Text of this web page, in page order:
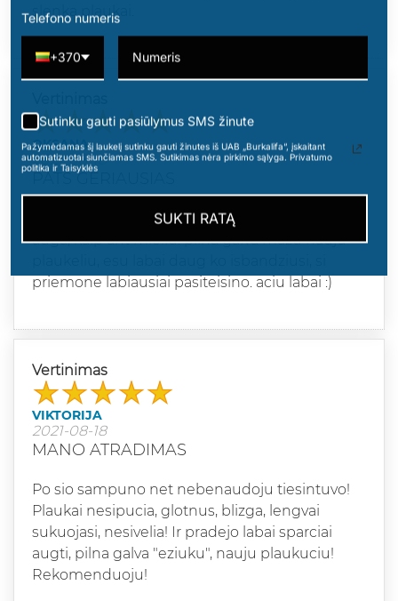
slenka plaukai.
OKSANA
2021-08-18
PATS GERIAUSIAS
pats geriausias bandytas sampunas. plaukai
auga, kaip ant mieliu. pilna galva mazu nauju
priemone labiausiai pasiteisino. aciu labai :)
Vertinimas
VIKTORIJA
2021-08-18
MANO ATRADIMAS
Po sio sampuno net nebenaudoju tiesintuvo!
Plaukai nesipucia, glotnus, blizga, lengvai
sukuojasi, nesivelia! Ir pradejo labai sparciai
augti, pilna galva "eziuku", nauju plaukuciu!
Rekomenduoju!
Telefono numeris
+370
Sutinku gauti pasiūlymus SMS žinute
Pažymėdamas šį laukelį sutinku gauti žinutes iš UAB „Burkalifa“, įskaitant
automatizuotai siunčiamas SMS. Sutikimas nėra pirkimo sąlyga. Privatumo
politika ir Taisyklės
SUKTI RATĄ